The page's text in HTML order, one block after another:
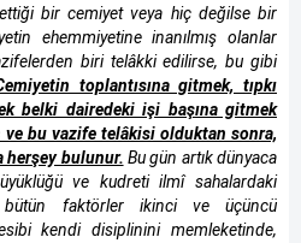
bir cemiyet veya hiç değilse bir
ehemmiyetine inanılmış olanlar
biri telâkki edilirse, bu gibi
toplantısına gitmek, tıpkı
belki dairedeki işi başına gitmek
ve bu vazife telâkisi olduktan sonra,
herşey bulunur. Bu gün artık dünyaca
ve kudreti ilmî sahalardaki
bütün faktörler ikinci ve üçüncü
kendi disiplinini memleketinde,